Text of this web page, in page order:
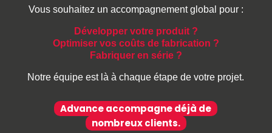
Vous souhaitez un accompagnement global pour :
Développer votre produit ?
Optimiser vos coûts de fabrication ?
Fabriquer en série ?
Notre équipe est là à chaque étape de votre projet.
Advance accompagne déjà de
nombreux clients.